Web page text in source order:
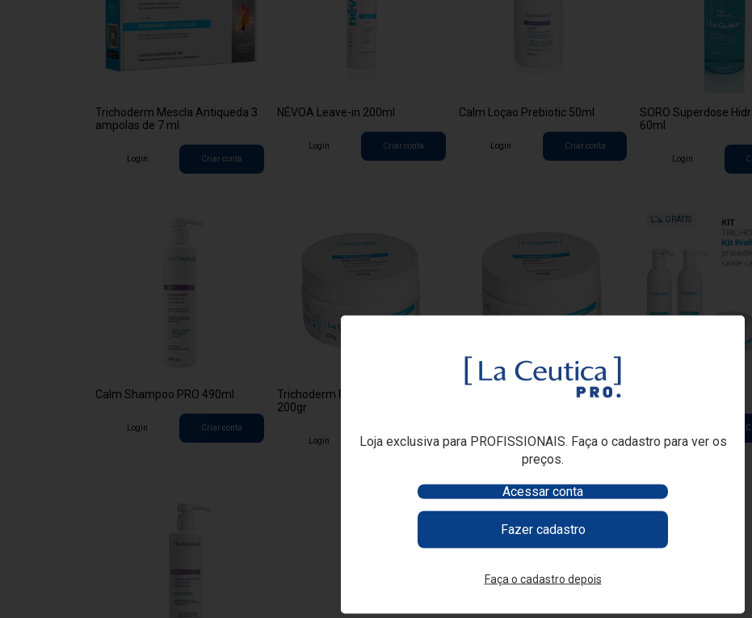
Trichoderm Mescla Antiqueda 3
ampolas de 7 ml
Login Criar conta
NÉVOA Leave-in 200ml
Login Criar conta
Calm Loçao Prebiotic 50ml
Login Criar conta
SORO Superdose
60ml
Login
Calm Shampoo PRO 490ml
Login Criar conta
Trichoderm Peeling Hair PRO
200gr
Login Criar conta
Trichoderm Máscara de Argila
Login Criar conta
GRÁTIS
Loja exclusiva para PROFISSIONAIS. Faça o cadastro para ver os
preços.
Acessar conta
Fazer cadastro
Faça o cadastro depois